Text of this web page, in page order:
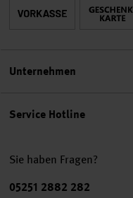
Service Hotline
Sie haben Fragen?
Telefonnummer
05251 2882 282
Unternehmen